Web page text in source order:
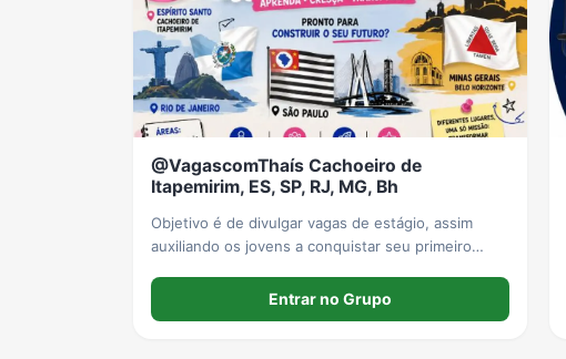
@VagascomThaís Cachoeiro de
Itapemirim, ES, SP, RJ, MG, Bh
Objetivo é de divulgar vagas de estágio, assim
auxiliando os jovens a conquistar seu primeiro
Entrar no Grupo